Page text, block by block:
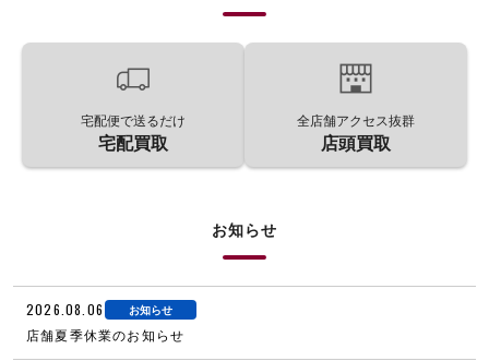
宅配便で送るだけ
宅配買取
全店舗アクセス抜群
店頭買取
お知らせ
2026.08.06 お知らせ
店舗夏季休業のお知らせ